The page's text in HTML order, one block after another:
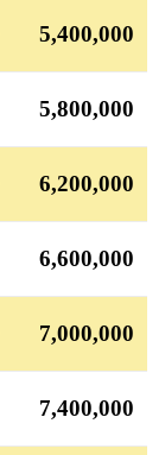
5,400,000
5,800,000
6,200,000
6,600,000
7,000,000
7,400,000